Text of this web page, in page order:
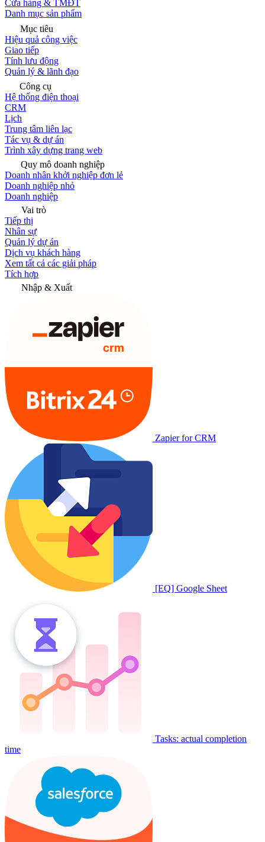
Cửa hàng & TMĐT
Danh mục sản phẩm
Mục tiêu
Hiệu quả công việc
Giao tiếp
Tính lưu động
Quản lý & lãnh đạo
Công cụ
Hệ thống điện thoại
CRM
Lịch
Trung tâm liên lạc
Tác vụ & dự án
Trình xây dựng trang web
Quy mô doanh nghiệp
Doanh nhân khởi nghiệp đơn lẻ
Doanh nghiệp nhỏ
Doanh nghiệp
Vai trò
Tiếp thị
Nhân sự
Quản lý dự án
Dịch vụ khách hàng
Xem tất cả các giải pháp
Tích hợp
Nhập & Xuất
Zapier for CRM
[EQ] Google Sheet
Tasks: actual completion
time